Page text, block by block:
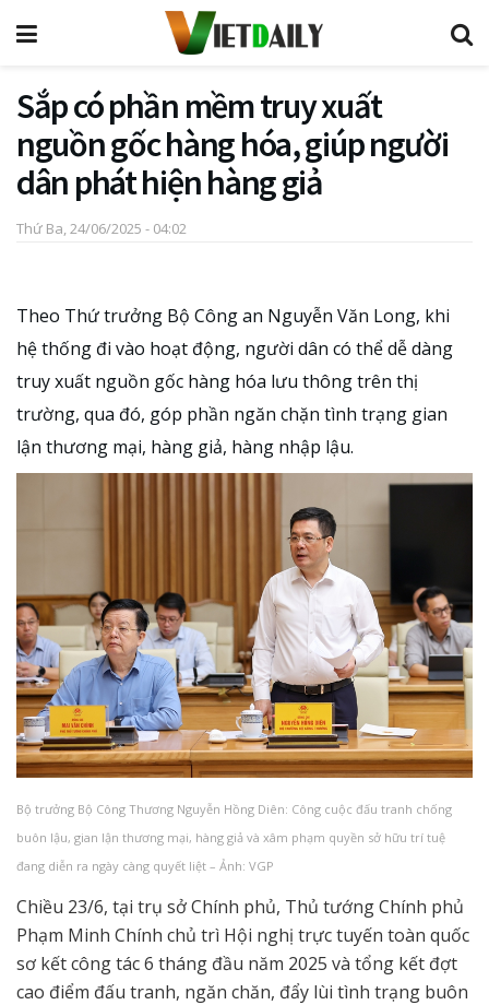
Sắp có phần mềm truy xuất
nguồn gốc hàng hóa, giúp người
dân phát hiện hàng giả
Thứ Ba, 24/06/2025 - 04:02
Theo Thứ trưởng Bộ Công an Nguyễn Văn Long, khi
hệ thống đi vào hoạt động, người dân có thể dễ dàng
truy xuất nguồn gốc hàng hóa lưu thông trên thị
trường, qua đó, góp phần ngăn chặn tình trạng gian
lận thương mại, hàng giả, hàng nhập lậu.
Bộ trưởng Bộ Công Thương Nguyễn Hồng Diên: Công cuộc đấu tranh chống
buôn lậu, gian lận thương mại, hàng giả và xâm phạm quyền sở hữu trí tuệ
đang diễn ra ngày càng quyết liệt – Ảnh: VGP
Chiều 23/6, tại trụ sở Chính phủ, Thủ tướng Chính phủ
Phạm Minh Chính chủ trì Hội nghị trực tuyến toàn quốc
sơ kết công tác 6 tháng đầu năm 2025 và tổng kết đợt
cao điểm đấu tranh, ngăn chăn, đẩy lùi tình trạng buôn